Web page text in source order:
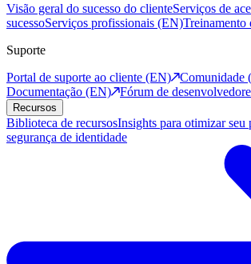
Visão geral do sucesso do clienteServiços de
sucessoServiços profissionais (EN)Treinamento
Suporte
Portal de suporte ao cliente (EN)
Comunidade
Documentação (EN)
Fórum de
Recursos
Biblioteca de recursosInsights para otimizar seu
segurança de identidade